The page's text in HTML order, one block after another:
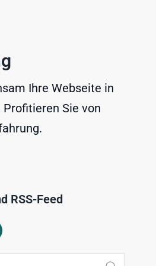
Ihre Webseite in
Profitieren Sie von
RSS-Feed